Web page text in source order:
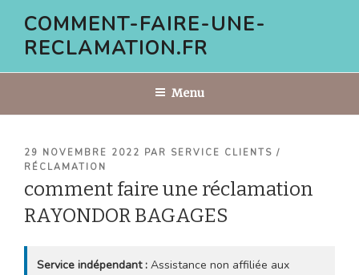
contenu
COMMENT-FAIRE-UNE-
RECLAMATION.FR
Menu
PUBLIÉ
LE
29 NOVEMBRE 2022 PAR SERVICE CLIENTS /
RÉCLAMATION
comment faire une réclamation
RAYONDOR BAGAGES
Service indépendant : Assistance non affiliée aux